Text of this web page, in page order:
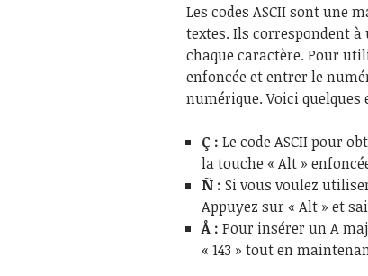
Les codes ASCII sont une
textes. Ils correspondent
chaque caractère. Pour
enfoncée et entrer le
numérique. Voici quelques
Ç : Le code ASCII pour
la touche « Alt »
Ñ : Si vous voulez
Appuyez sur « Alt » et
Å : Pour insérer un A
« 143 » tout en